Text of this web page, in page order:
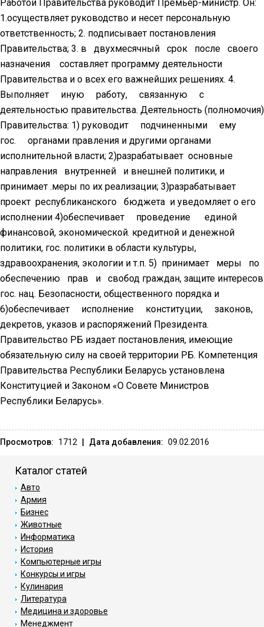
Работой Правительства руководит Премьер-министр. Он:
1.осуществляет руководство и несет персональную
ответственность; 2. подписывает постановления
Правительства; 3. в двухмесячный срок после своего
назначения составляет программу деятельности
Правительства и о всех его важнейших решениях. 4.
Выполняет иную работу, связанную с
деятельностью правительства. Деятельность (полномочия)
Правительства: 1) руководит подчиненными ему
гос. органами правления и другими органами
исполнительной власти; 2)разрабатывает основные
направления внутренней и внешней политики, и
принимает .меры по их реализации; 3)разрабатывает
проект республиканского бюджета и уведомляет о его
исполнении 4)обеспечивает проведение единой
финансовой, экономической. кредитной и денежной
политики, гос. политики в области культуры,
здравоохранения, экологии и т.п. 5) принимает меры по
обеспечению прав и свобод граждан, защите интересов
гос. нац. Безопасности, общественного порядка и
6)обеспечивает исполнение конституции, законов,
декретов, указов и распоряжений Президента.
Правительство РБ издает постановления, имеющие
обязательную силу на своей территории РБ. Компетенция
Правительства Республики Беларусь установлена
Конституцией и Законом «О Совете Министров
Республики Беларусь».
Просмотров: 1712 Дата добавления: 09.02.2016
Каталог статей
Авто
Армия
Бизнес
Животные
Информатика
История
Компьютерные игры
Конкурсы и игры
Кулинария
Литература
Медицина и здоровье
Менеджмент